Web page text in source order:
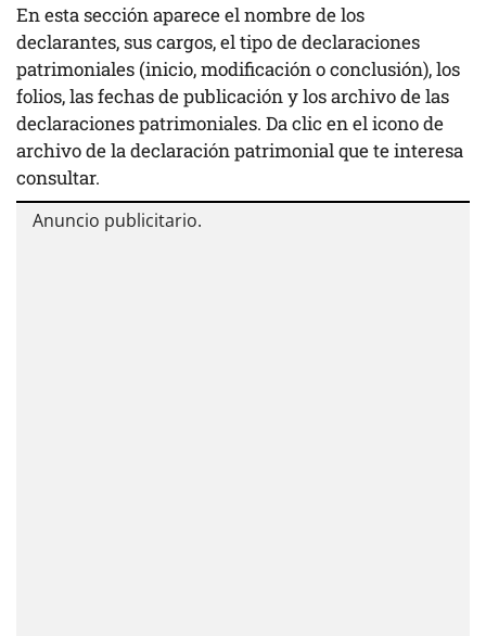
En esta sección aparece el nombre de los
declarantes, sus cargos, el tipo de declaraciones
patrimoniales (inicio, modificación o conclusión), los
folios, las fechas de publicación y los archivo de las
declaraciones patrimoniales. Da clic en el icono de
archivo de la declaración patrimonial que te interesa
consultar.